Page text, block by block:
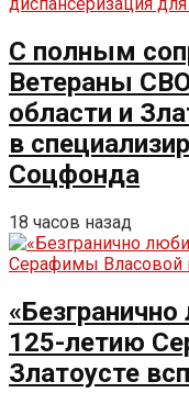
С полным
Ветераны
области и
в
Соцфонда
18 часов назад
125-летию
Златоусте